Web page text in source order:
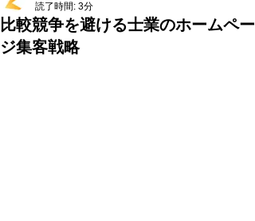
比較競争を避ける士業のホームペー
ジ集客戦略
読了時間: 3分